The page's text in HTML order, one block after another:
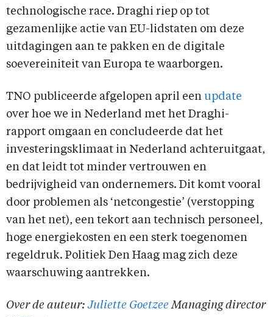
technologische race. Draghi riep op tot
gezamenlijke actie van EU-lidstaten om deze
uitdagingen aan te pakken en de digitale
soevereiniteit van Europa te waarborgen.
TNO publiceerde afgelopen april een update
over hoe we in Nederland met het Draghi-
rapport omgaan en concludeerde dat het
investeringsklimaat in Nederland achteruitgaat,
en dat leidt tot minder vertrouwen en
bedrijvigheid van ondernemers. Dit komt vooral
door problemen als ‘netcongestie’ (verstopping
van het net), een tekort aan technisch personeel,
hoge energiekosten en een sterk toegenomen
regeldruk. Politiek Den Haag mag zich deze
waarschuwing aantrekken.
Over de auteur:Juliette Goetzee Managing director